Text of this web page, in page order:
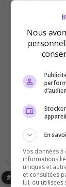
inutiles,
0
votes
4/32 Joueurs
Voir le
#36
Nous
appareil
En
Vos données
informations
uniques et
et consultées
lui, ou